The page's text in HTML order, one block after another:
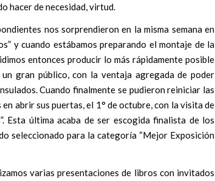
hacer de necesidad, virtud.
nos sorprendieron en la misma semana en
y cuando estábamos preparando el montaje de la
entonces producir lo más rápidamente posible
gran público, con la ventaja agregada de poder
Cuando finalmente se pudieron reiniciar las
abrir sus puertas, el 1° de octubre, con la visita de
Esta última acaba de ser escogida finalista de los
seleccionado para la categoría “Mejor Exposición
varias presentaciones de libros con invitados